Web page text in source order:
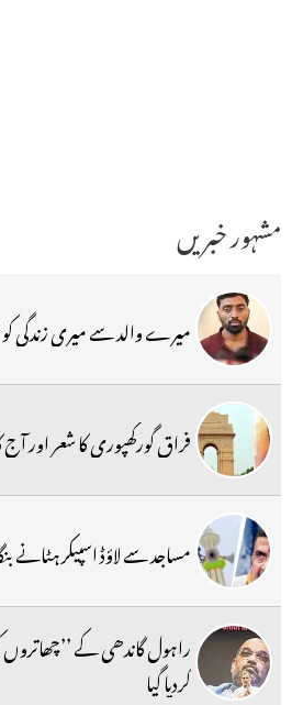
مشہور خبریں
میرے والد سے میری زندگی
فراق گورکھپوری کا شعر اور
مساجد سے لاؤڈ اسپیکر ہٹانے
راہول گاندھی کے ’’چھاتروں
کردیا گیا